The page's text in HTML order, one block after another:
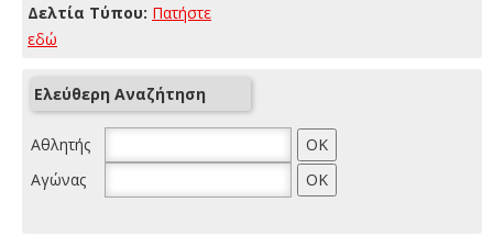
Δελτία Τύπου: Πατήστε
εδώ
Ελεύθερη Αναζήτηση
Αθλητής
Αγώνας